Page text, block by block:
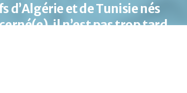
d’Algérie et de Tunisie nés
il n’est pas trop tard